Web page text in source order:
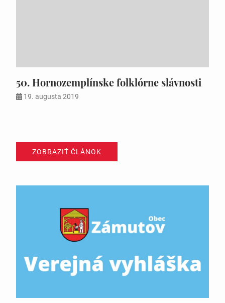
50. Hornozemplínske folklórne slávnosti
19. augusta 2019
ZOBRAZIŤ ČLÁNOK